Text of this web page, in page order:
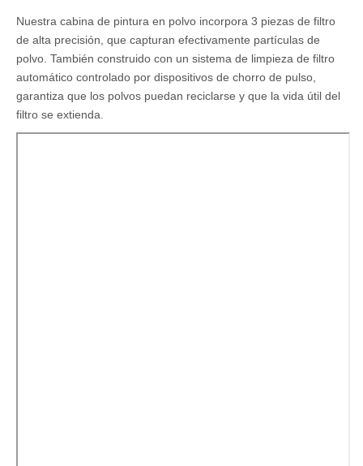
Nuestra cabina de pintura en polvo incorpora 3 piezas de filtro
de alta precisión, que capturan efectivamente partículas de
polvo. También construido con un sistema de limpieza de filtro
automático controlado por dispositivos de chorro de pulso,
garantiza que los polvos puedan reciclarse y que la vida útil del
filtro se extienda.